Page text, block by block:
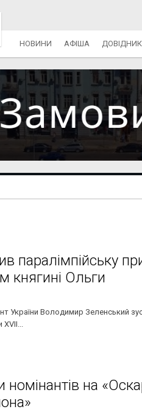
НОВИНИ АФІША ДОВІДНИК
паралімпійську
княгині Ольги
України Володимир Зеленський
номінантів на